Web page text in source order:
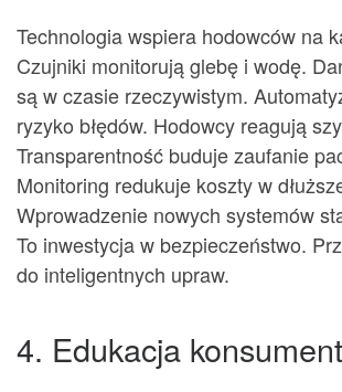
Technologia wspiera hodowców na
Czujniki monitorują glebę i wodę.
są w czasie rzeczywistym.
ryzyko błędów. Hodowcy reagują
Transparentność buduje zaufanie
Monitoring redukuje koszty w
Wprowadzenie nowych systemów
To inwestycja w bezpieczeństwo.
do inteligentnych upraw.
4. Edukacja